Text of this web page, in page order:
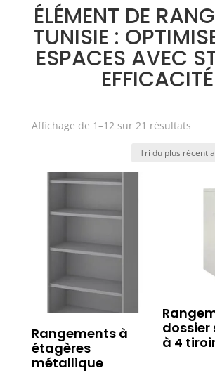
ÉLÉMENT DE
TUNISIE :
ESPACES AVEC
EFFICACITÉ
Affichage de 1–12 sur 21 résultatsTrié
plus
Rangements à
étagères
métallique
dossier
à 4